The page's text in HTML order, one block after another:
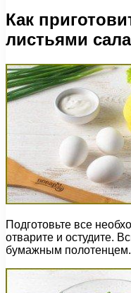
Как
листьями
Подготовьте все
отварите и остудите.
бумажным полотенцем.